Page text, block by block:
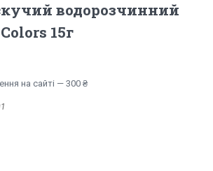
водорозчинний
15г
на сайті — 300 ₴